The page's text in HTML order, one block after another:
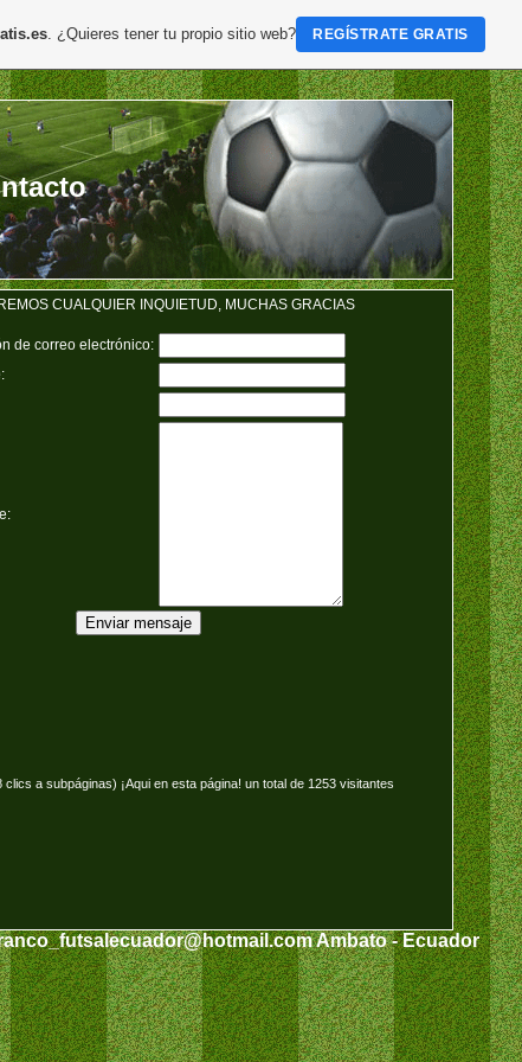
CUALQUIER INQUIETUD, MUCHAS GRACIAS
de correo electrónico:
clics a subpáginas) ¡Aqui en esta página! un total de 1253 visitantes
Ambato - Ecuador
. ¿Quieres tener tu propio sitio web? REGÍSTRATE GRATIS